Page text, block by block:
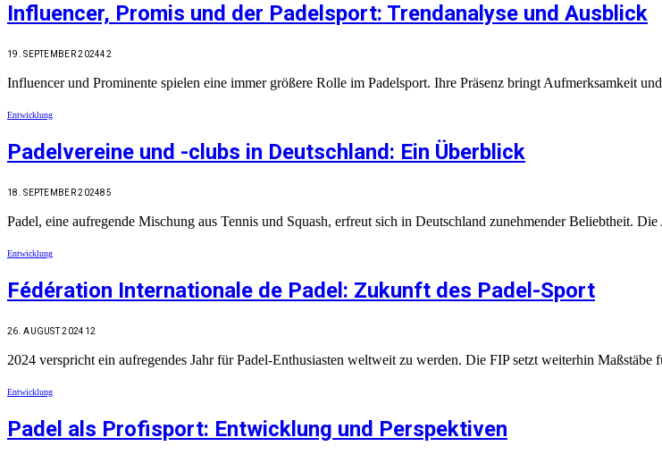
Influencer, Promis und der Padelsport: Trendanalyse und Ausblick
19. SEPTEMBER 202442
Influencer und Prominente spielen eine immer größere Rolle im Padelsport. Ihre Präsenz bringt Aufmerksamkeit
Entwicklung
Padelvereine und -clubs in Deutschland: Ein Überblick
18. SEPTEMBER 202485
Padel, eine aufregende Mischung aus Tennis und Squash, erfreut sich in Deutschland zunehmender Beliebtheit.
Entwicklung
Fédération Internationale de Padel: Zukunft des Padel-Sport
26. AUGUST 2024 12
2024 verspricht ein aufregendes Jahr für Padel-Enthusiasten weltweit zu werden. Die FIP setzt weiterhin
Entwicklung
Padel als Profisport: Entwicklung und Perspektiven